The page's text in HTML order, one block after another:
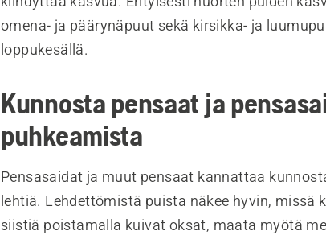
omena- ja päärynäpuut sekä kirsikka- ja
loppukesällä.
Kunnosta pensaat ja
puhkeamista
Pensasaidat ja muut pensaat kannattaa
lehtiä. Lehdettömistä puista näkee hyvin, missä
siistiä poistamalla kuivat oksat, maata myötä